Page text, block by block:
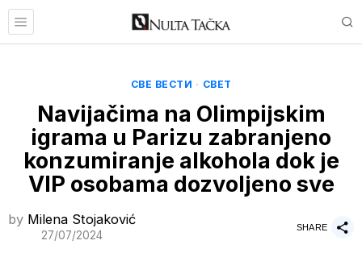
СВЕ ВЕСТИ · СВЕТ
Navijačima na Olimpijskim
igrama u Parizu zabranjeno
konzumiranje alkohola dok je
VIP osobama dozvoljeno sve
by Milena Stojaković
27/07/2024
SHARE